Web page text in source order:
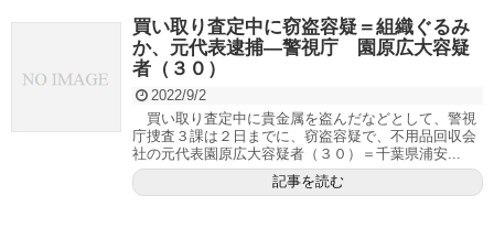
買い取り査定中に窃盗容疑＝組織ぐるみ
か、元代表逮捕―警視庁 園原広大容疑
者（３０）
2022/9/2
買い取り査定中に貴金属を盗んだなどとして、警視
庁捜査３課は２日までに、窃盗容疑で、不用品回収会
社の元代表園原広大容疑者（３０）＝千葉県浦安...
記事を読む